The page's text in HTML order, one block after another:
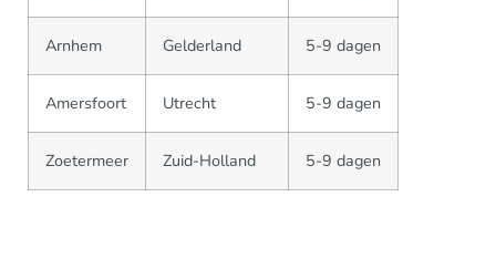
Arnhem Gelderland 5-9 dagen
Amersfoort Utrecht 5-9 dagen
Zoetermeer Zuid-Holland 5-9 dagen